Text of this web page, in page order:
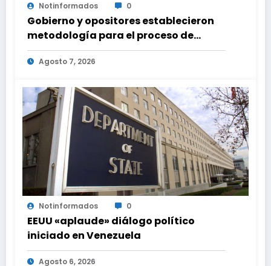
Notinformados 0
Gobierno y opositores establecieron
metodología para el proceso de
diálogo en Venezuela
Agosto 7, 2026
Notinformados 0
EEUU «aplaude» diálogo político
iniciado en Venezuela
Agosto 6, 2026